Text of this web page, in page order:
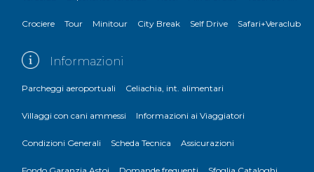
Crociere Tour Minitour City Break Self Drive Safari+Veraclub
Informazioni
Parcheggi aeroportuali Celiachia, int. alimentari
Villaggi con cani ammessi Informazioni ai Viaggiatori
Condizioni Generali Scheda Tecnica Assicurazioni